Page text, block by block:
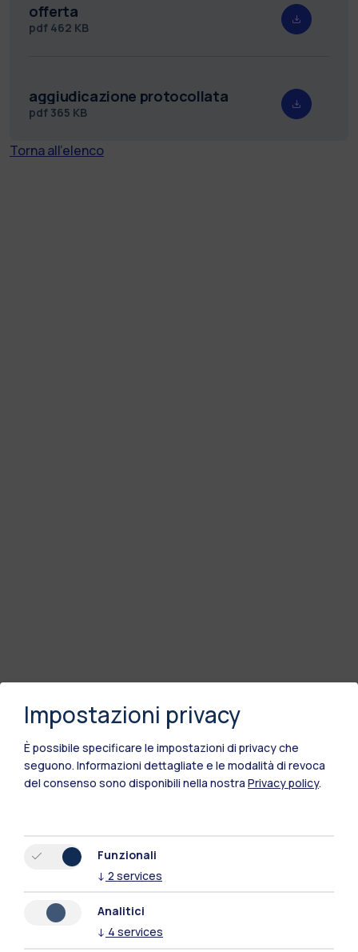
offerta
pdf 462 KB
aggiudicazione protocollata
pdf 365 KB
Torna all'elenco
Impostazioni privacy
È possibile specificare le impostazioni di privacy che
seguono. Informazioni dettagliate e le modalità di revoca
del consenso sono disponibili nella nostra Privacy policy.
Funzionali
↓ 2 services
Analitici
↓ 4 services